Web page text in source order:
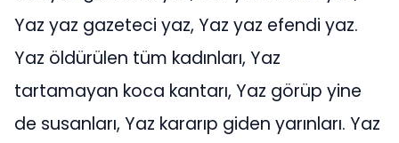
Yaz yaz gazeteci yaz, Yaz yaz efendi yaz.
Yaz öldürülen tüm kadınları, Yaz
tartamayan koca kantarı, Yaz görüp yine
de susanları, Yaz kararıp giden yarınları. Yaz